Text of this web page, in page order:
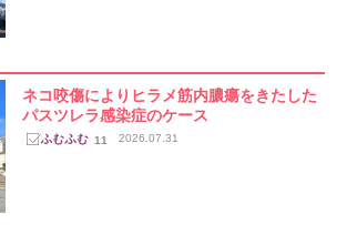
ネコ咬傷によりヒラメ筋内膿瘍をきたした
パスツレラ感染症のケース
11 2026.07.31